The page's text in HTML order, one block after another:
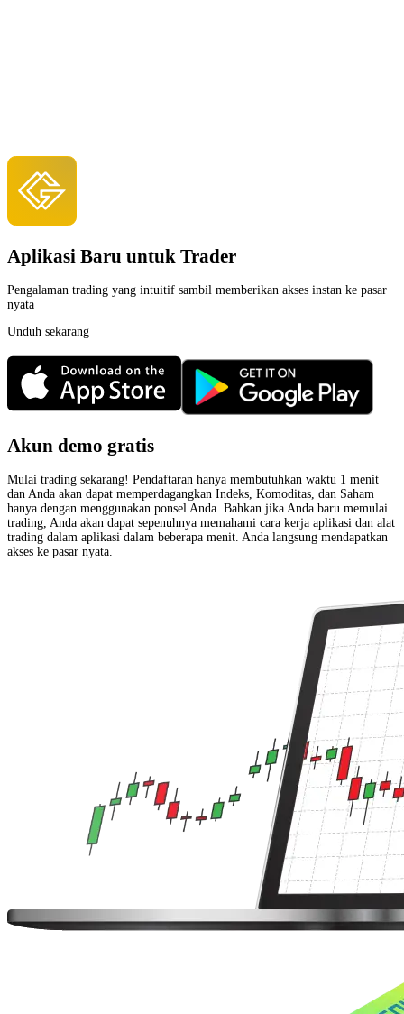
Aplikasi Baru untuk Trader
Pengalaman trading yang intuitif sambil memberikan akses instan ke pasar
nyata
Unduh sekarang
Akun demo gratis
Mulai trading sekarang! Pendaftaran hanya membutuhkan waktu 1 menit
dan Anda akan dapat memperdagangkan Indeks, Komoditas, dan Saham
hanya dengan menggunakan ponsel Anda. Bahkan jika Anda baru memulai
trading, Anda akan dapat sepenuhnya memahami cara kerja aplikasi dan alat
trading dalam aplikasi dalam beberapa menit. Anda langsung mendapatkan
akses ke pasar nyata.